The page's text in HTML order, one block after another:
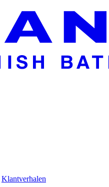
Klantverhalen